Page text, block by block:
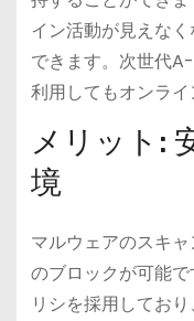
イン活動が見えな
できます。次世代
利用してもオンライ
メリット:
境
マルウェアのスキ
のブロックが可能
リシを採用してお